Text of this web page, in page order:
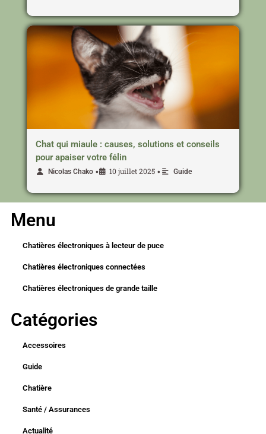
Chat qui miaule : causes, solutions et conseils
pour apaiser votre félin
Nicolas Chako • 10 juillet 2025 • Guide
Menu
Chatières électroniques à lecteur de puce
Chatières électroniques connectées
Chatières électroniques de grande taille
Catégories
Accessoires
Guide
Chatière
Santé / Assurances
Actualité